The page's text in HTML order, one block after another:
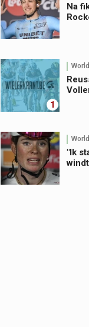
Na
1
"Ik